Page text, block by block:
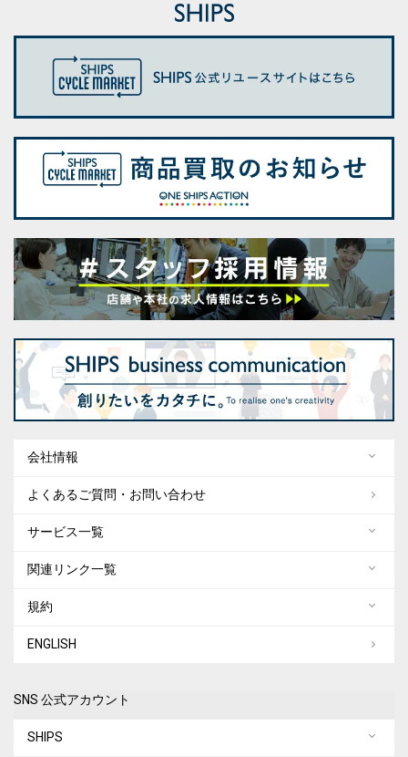
会社情報
よくあるご質問・お問い合わせ
サービス一覧
関連リンク一覧
規約
ENGLISH
SNS 公式アカウント
SHIPS